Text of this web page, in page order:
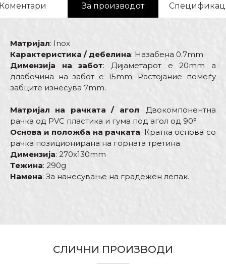
За производот
Матријал: Inox
Карактеристика / дебелина: Назабена 0.7mm
Димензија на забот: Дијаметарот е 20mm а
длабочина на забот е 15mm. Растојание помеѓу
забците изнесува 7mm.
Матријал на рачката / агол: Двокомпонентна
рачка од PVC пластика и гума под агол од 90°
Основа и положба на рачката: Кратка основа со
рачка позиционирана на горната третина
Димензија: 270x130mm
Тежина: 290g
Намена: За нанесување на градежен лепак.
Димензија
270 x 130mm
СЛИЧНИ ПРОИЗВОДИ